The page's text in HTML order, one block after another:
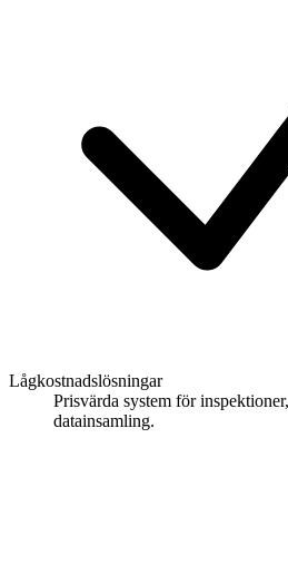
Lågkostnadslösningar
Prisvärda system för
datainsamling.